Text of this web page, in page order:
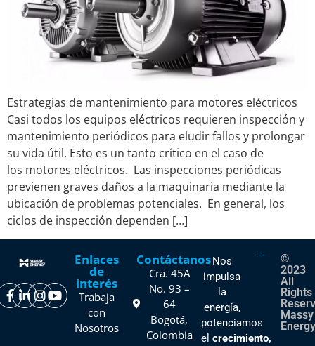
Estrategias de mantenimiento para motores eléctricos
Casi todos los equipos eléctricos requieren inspección y
mantenimiento periódicos para eludir fallos y prolongar
su vida útil. Esto es un tanto crítico en el caso de
los motores eléctricos. Las inspecciones periódicas
previenen graves daños a la maquinaria mediante la
ubicación de problemas potenciales. En general, los
ciclos de inspección dependen […]
Enlaces
de
interés
Trabaja
con
Nosotros
Contáctanos
Cra. 45A
No. 93 –
64
Bogotá,
Colombia
Nos
impulsa
la
energía,
potenciamos
el crecimiento,
©
2023
All
Rights
Massy